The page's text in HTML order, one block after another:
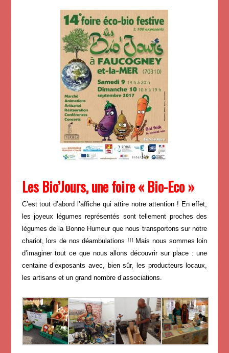
Les Bio’Jours, une foire « Bio-Eco »
C’est tout d’abord l’affiche qui attire notre attention ! En effet,
les joyeux légumes représentés sont tellement proches des
légumes de la Bonne Humeur que nous transportons sur notre
chariot, lors de nos déambulations !!! Mais nous sommes loin
d’imaginer tout ce que nous allons découvrir sur place : une
centaine d’exposants avec, bien sûr, les producteurs locaux,
les artisans et un grand nombre d’associations.